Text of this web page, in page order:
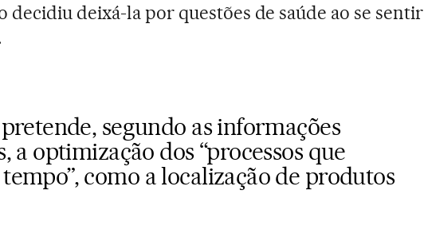
decidiu deixá-la por questões de saúde ao se sentir
segundo as informações
a optimização dos “processos que
como a localização de produtos